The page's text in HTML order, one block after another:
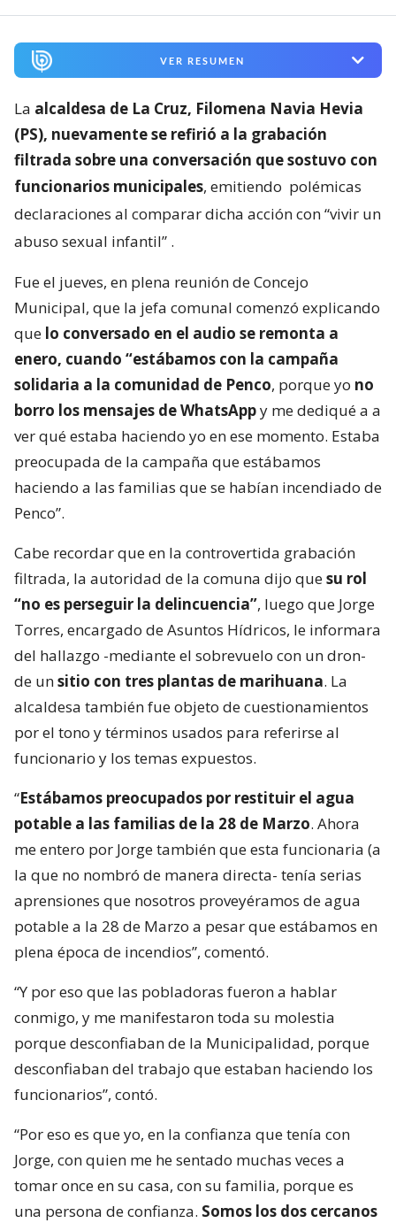
VER RESUMEN
La alcaldesa de La Cruz, Filomena Navia Hevia
(PS), nuevamente se refirió a la grabación
filtrada sobre una conversación que sostuvo con
funcionarios municipales, emitiendo polémicas
declaraciones al comparar dicha acción con “vivir un
abuso sexual infantil” .
Fue el jueves, en plena reunión de Concejo
Municipal, que la jefa comunal comenzó explicando
que lo conversado en el audio se remonta a
enero, cuando “estábamos con la campaña
solidaria a la comunidad de Penco, porque yo no
borro los mensajes de WhatsAppy me dediqué a a
ver qué estaba haciendo yo en ese momento. Estaba
preocupada de la campaña que estábamos
haciendo a las familias que se habían incendiado de
Penco”.
Cabe recordar que en la controvertida grabación
filtrada, la autoridad de la comuna dijo quesu rol
“no es perseguir la delincuencia”, luego que Jorge
Torres, encargado de Asuntos Hídricos, le informara
del hallazgo -mediante el sobrevuelo con un dron-
de unsitio con tres plantas de marihuana. La
alcaldesa también fue objeto de cuestionamientos
por el tono y términos usados para referirse al
funcionario y los temas expuestos.
“Estábamos preocupados por restituir el agua
potable a las familias de la 28 de Marzo. Ahora
me entero por Jorge también que esta funcionaria (a
la que no nombró de manera directa- tenía serias
aprensiones que nosotros proveyéramos de agua
potable a la 28 de Marzo a pesar que estábamos en
plena época de incendios”, comentó.
“Y por eso que las pobladoras fueron a hablar
conmigo, y me manifestaron toda su molestia
porque desconfiaban de la Municipalidad, porque
desconfiaban del trabajo que estaban haciendo los
funcionarios”, contó.
“Por eso es que yo, en la confianza que tenía con
Jorge, con quien me he sentado muchas veces a
tomar once en su casa, con su familia, porque es
una persona de confianza. Somos los dos cercanos